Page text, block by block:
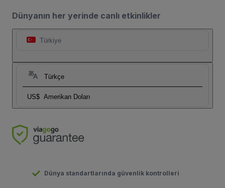
Dünyanın her yerinde canlı etkinlikler
Türkiye
Türkçe
US$ Amerikan Doları
Dünya standartlarında güvenlik kontrolleri